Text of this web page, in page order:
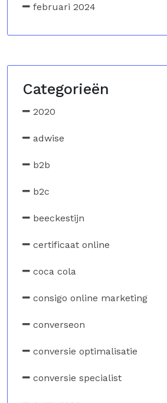
februari 2024
Categorieën
2020
adwise
b2b
b2c
beeckestijn
certificaat online
coca cola
consigo online marketing
converseon
conversie optimalisatie
conversie specialist